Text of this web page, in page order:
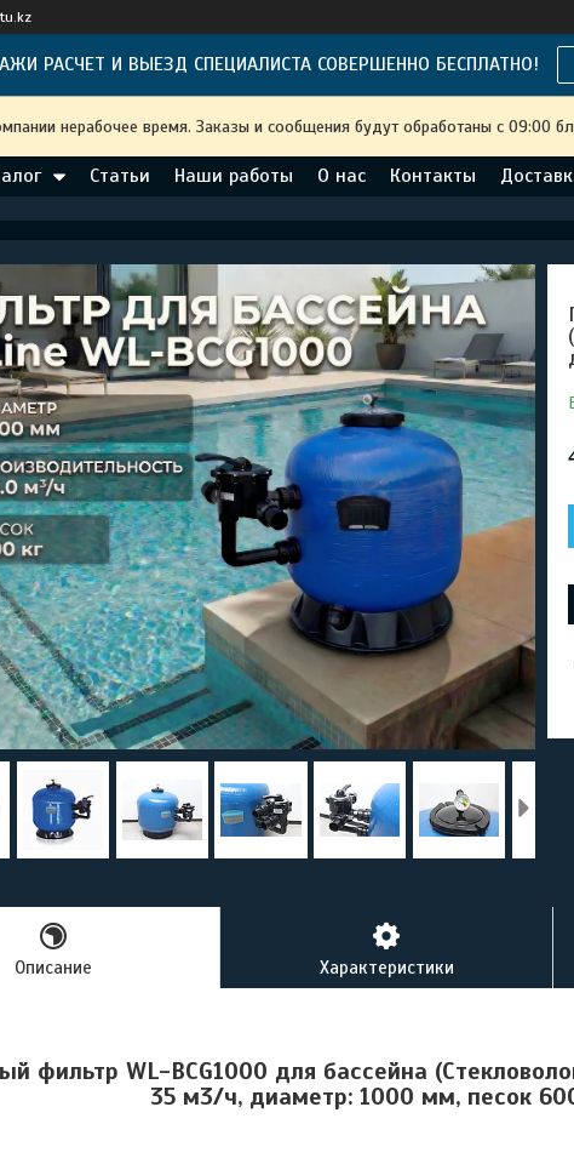
РАСЧЕТ И ВЫЕЗД СПЕЦИАЛИСТА СОВЕРШЕННО БЕСПЛАТНО!
нерабочее время. Заказы и сообщения будут обработаны с 09:00
Статьи Наши работы О нас Контакты
Описание Характеристики
фильтр WL-BCG1000 для бассейна
35 м3/ч, диаметр: 1000 мм, песок